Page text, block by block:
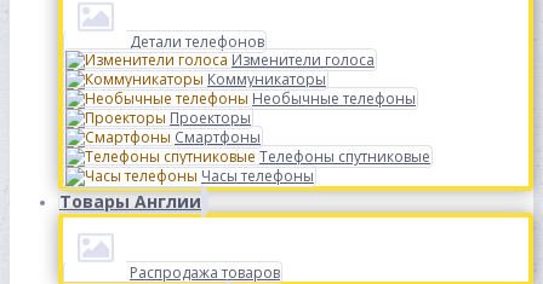
Детали телефонов
Изменители голоса
Коммуникаторы
Необычные телефоны
Проекторы
Смартфоны
Телефоны спутниковые
Часы телефоны
Товары Англии
Распродажа товаров